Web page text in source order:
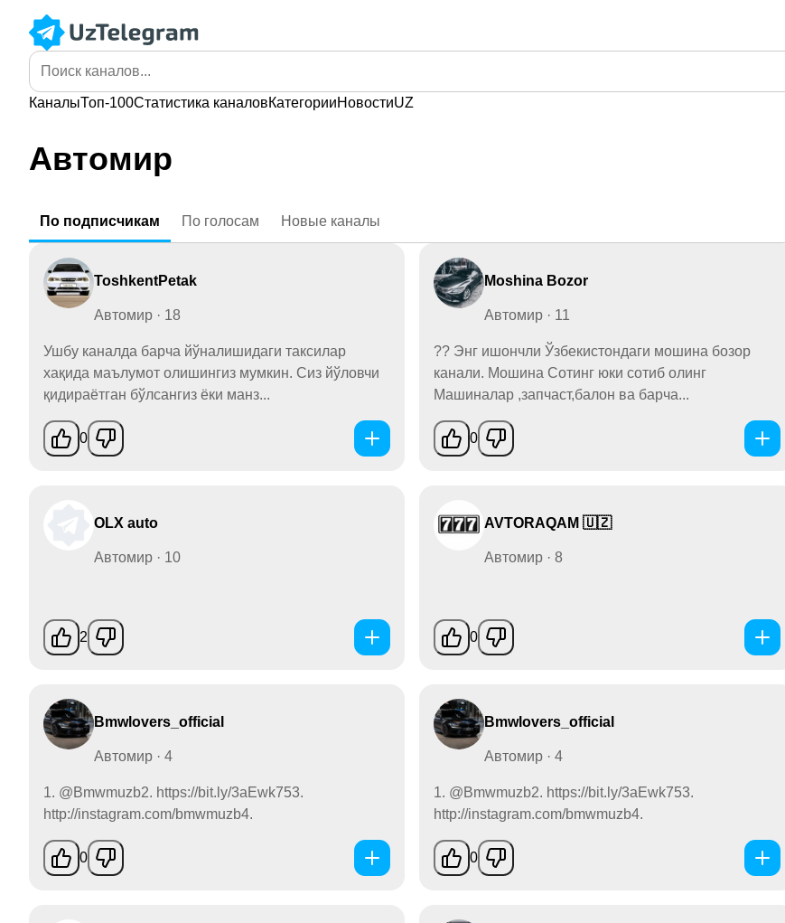
КаналыТоп-100Статистика каналовКатегорииНовостиUZ
Автомир
По подписчикам По голосам Новые каналы
ToshkentPetak
Автомир · 18
Ушбу каналда барча йўналишидаги таксилар
хақида маълумот олишингиз мумкин. Сиз йўловчи
қидираётган бўлсангиз ёки манз...
0
Moshina Bozor
Автомир · 11
?? Энг ишончли Ўзбекистондаги мошина бозор
канали. Мошина Сотинг юки сотиб олинг
Машиналар ,запчаст,балон ва барча...
0
OLX auto
Автомир · 10
2
AVTORAQAM 🇺🇿
Автомир · 8
0
Bmwlovers_official
Автомир · 4
1. @Bmwmuzb2. https://bit.ly/3aEwk753.
http://instagram.com/bmwmuzb4.
0
Bmwlovers_official
Автомир · 4
1. @Bmwmuzb2. https://bit.ly/3aEwk753.
http://instagram.com/bmwmuzb4.
0